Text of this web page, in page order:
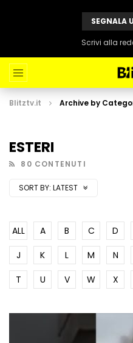
SEGNALA
Scrivi alla
Blitztv.it Archive by
ESTERI
80 CONTENUTI
SORT BY: LATEST
ALL A B C D
J
K L M N
T
U V W X